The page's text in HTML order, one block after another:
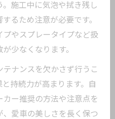
施工中に気泡や拭き残し
るため注意が必要です。
やスプレータイプなど扱
少なくなります。
ナンスを欠かさず行うこ
持続力が高まります。自
ー推奨の方法や注意点を
愛車の美しさを長く保つ